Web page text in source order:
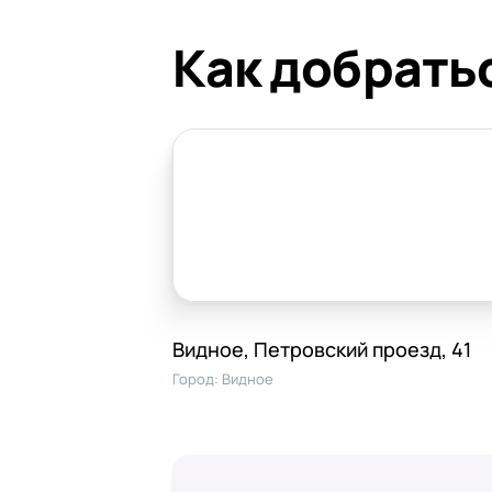
Как
Видное, Петровский проезд, 41
Город: Видное